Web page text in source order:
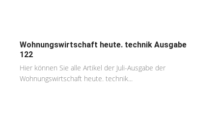
Wohnungswirtschaft heute. technik Ausgabe
122
Hier können Sie alle Artikel der Juli-Ausgabe der
Wohnungswirtschaft heute. technik...